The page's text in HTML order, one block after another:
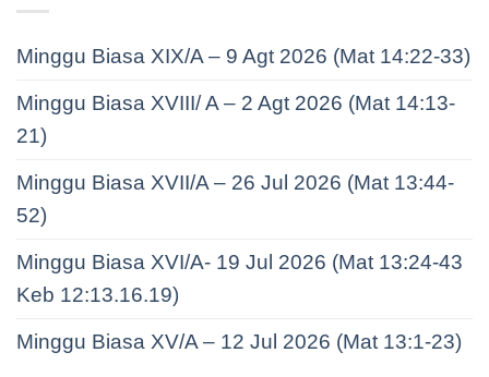
Minggu Biasa XIX/A – 9 Agt 2026 (Mat 14:22-33)
Minggu Biasa XVIII/ A – 2 Agt 2026 (Mat 14:13-
21)
Minggu Biasa XVII/A – 26 Jul 2026 (Mat 13:44-
52)
Minggu Biasa XVI/A- 19 Jul 2026 (Mat 13:24-43
Keb 12:13.16.19)
Minggu Biasa XV/A – 12 Jul 2026 (Mat 13:1-23)